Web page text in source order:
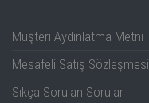
Müşteri Aydınlatma Metni
Mesafeli Satış Sözleşmesi
Sıkça Sorulan Sorular